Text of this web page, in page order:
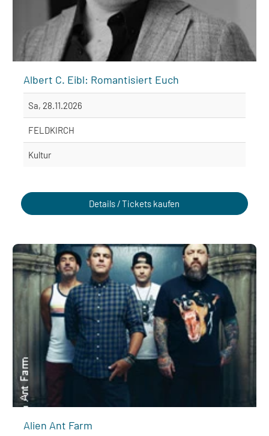
Albert C. Eibl: Romantisiert Euch
Sa, 28.11.2026
FELDKIRCH
Kultur
Details / Tickets kaufen
Alien Ant Farm